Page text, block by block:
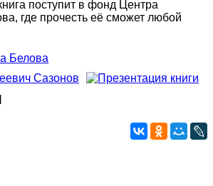
поступит в фонд Центра
где прочесть её сможет любой